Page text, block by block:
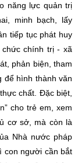
năng lực quản trị
minh bạch, lấy
tiếp tục phát huy
chính trị - xã
phản biện, tham
để hình thành văn
chất. Đặc biệt,
cho trẻ em, xem
cơ sở, mà còn là
Nhà nước pháp
con người cần bắt